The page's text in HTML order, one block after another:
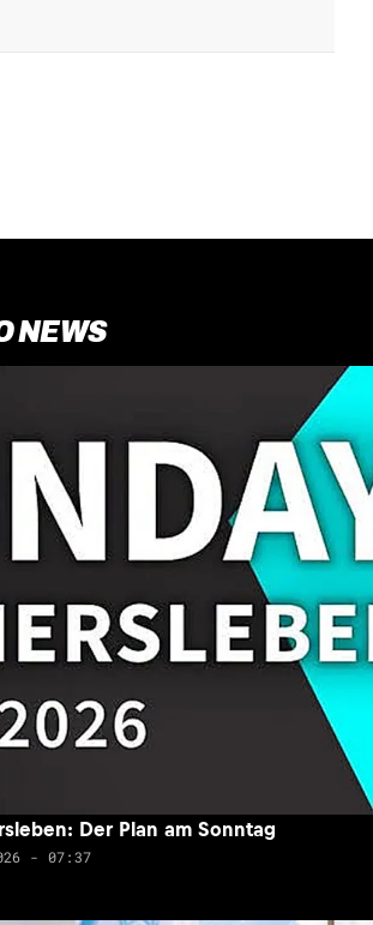
NEWS
Der Plan am Sonntag
- 07:37